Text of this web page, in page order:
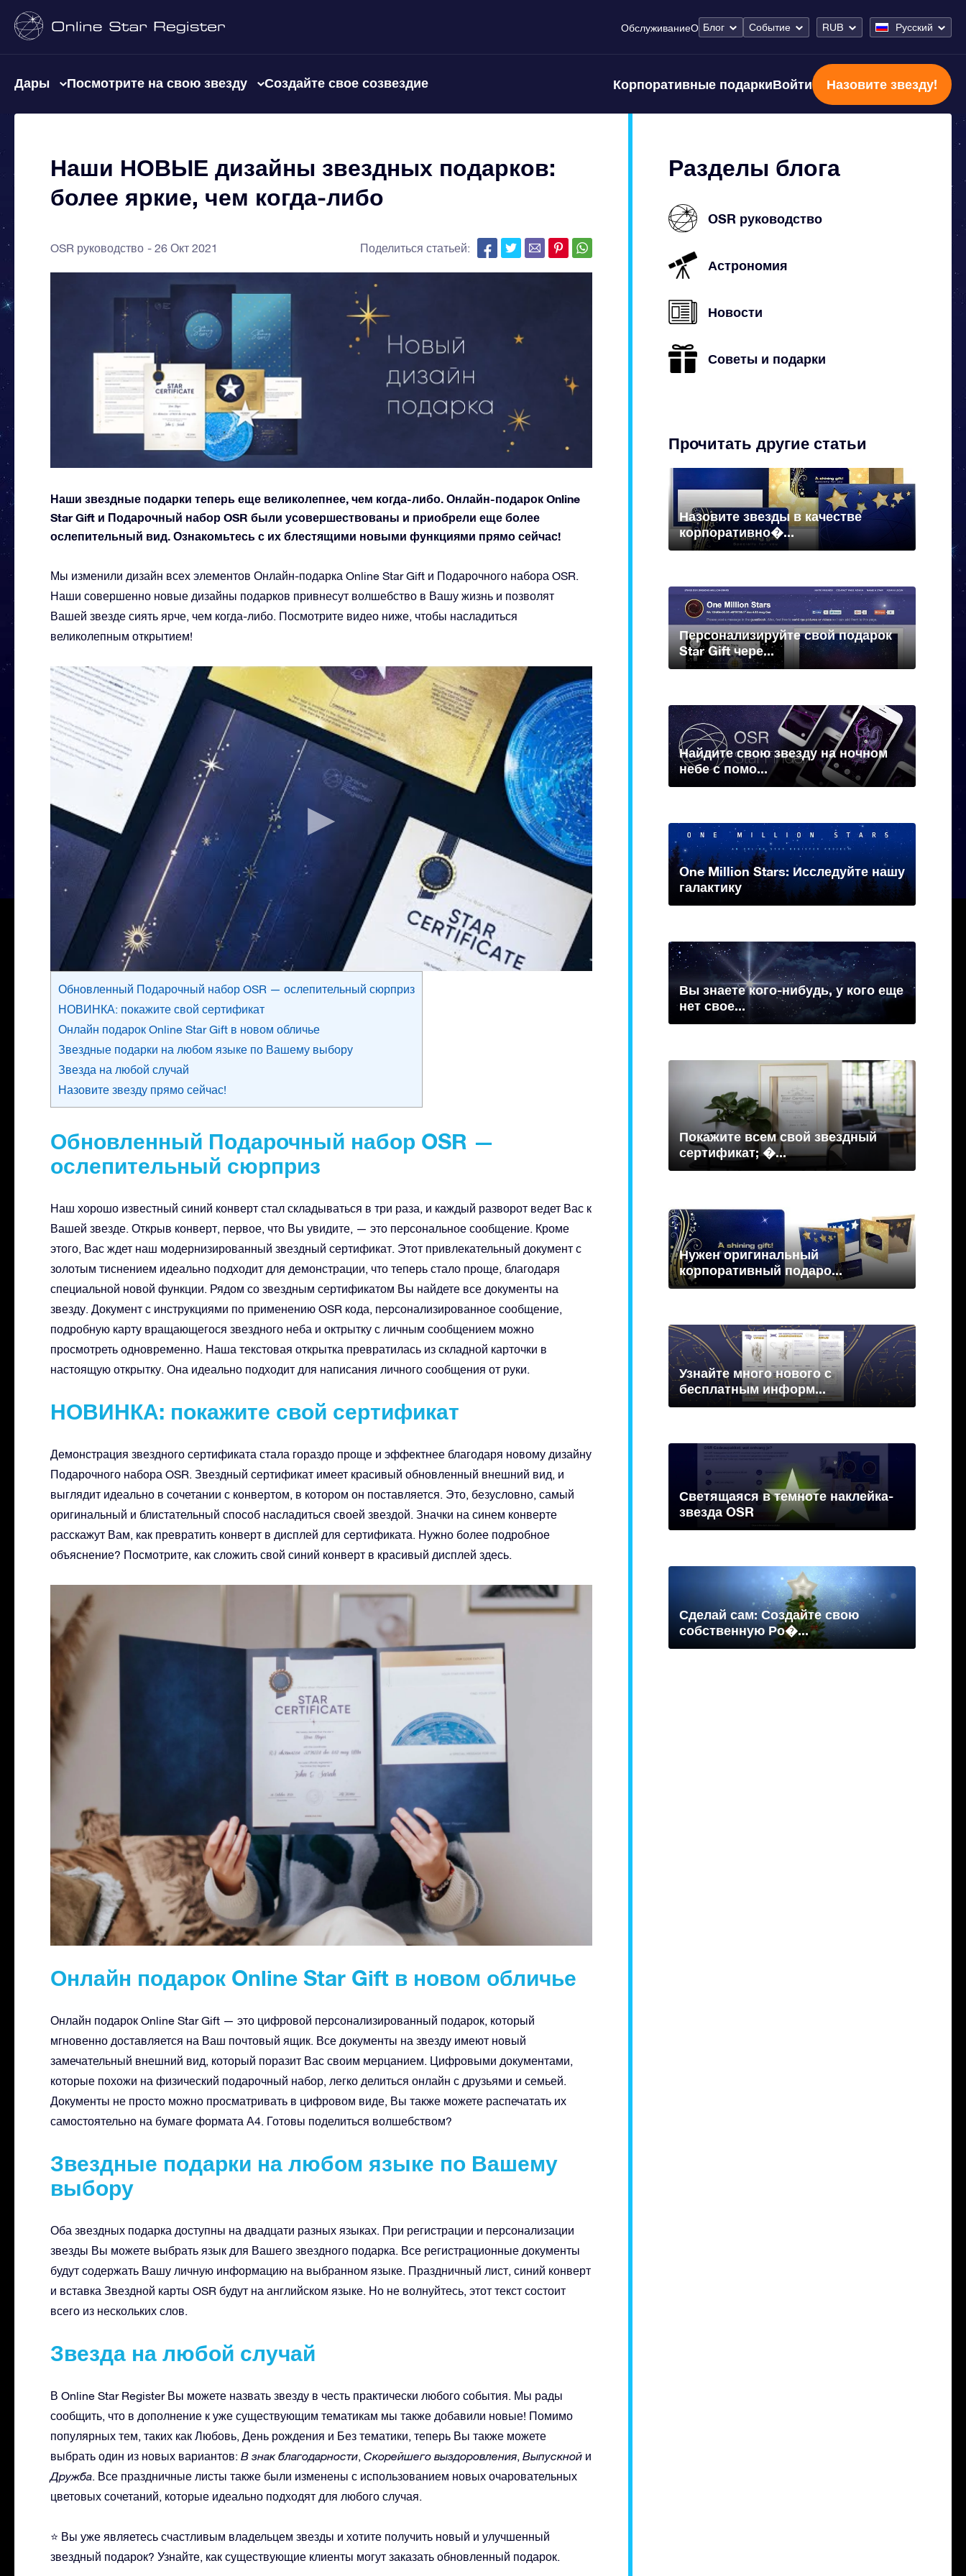
ОбслуживаниеО Блог Событие RUB Русский
Дары Посмотрите на свою звезду Создайте свое созвездие Корпоративные подаркиВойти Назовите звезду!
Наши НОВЫЕ дизайны звездных подарков:
более яркие, чем когда-либо
OSR руководство 26 Окт 2021 Поделиться статьей:
Наши звездные подарки теперь еще великолепнее, чем когда-либо. Онлайн-подарок Online
Star Gift и Подарочный набор OSR были усовершествованы и приобрели еще более
ослепительный вид. Ознакомьтесь с их блестящими новыми функциями прямо сейчас!
Мы изменили дизайн всех элементов Онлайн-подарка Online Star Gift и Подарочного набора OSR.
Наши совершенно новые дизайны подарков привнесут волшебство в Вашу жизнь и позволят
Вашей звезде сиять ярче, чем когда-либо. Посмотрите видео ниже, чтобы насладиться
великолепным открытием!
Обновленный Подарочный набор OSR — ослепительный сюрприз
НОВИНКА: покажите свой сертификат
Онлайн подарок Online Star Gift в новом обличье
Звездные подарки на любом языке по Вашему выбору
Звезда на любой случай
Назовите звезду прямо сейчас!
Обновленный Подарочный набор OSR —
ослепительный сюрприз
Наш хорошо известный синий конверт стал складываться в три раза, и каждый разворот ведет Вас к
Вашей звезде. Открыв конверт, первое, что Вы увидите, — это персональное сообщение. Кроме
этого, Вас ждет наш модернизированный звездный сертификат. Этот привлекательный документ с
золотым тиснением идеально подходит для демонстрации, что теперь стало проще, благодаря
специальной новой функции. Рядом со звездным сертификатом Вы найдете все документы на
звезду. Документ с инструкциями по применению OSR кода, персонализированное сообщение,
подробную карту вращающегося звездного неба и октрытку с личным сообщением можно
просмотреть одновременно. Наша текстовая открытка превратилась из складной карточки в
настоящую открытку. Она идеально подходит для написания личного сообщения от руки.
НОВИНКА: покажите свой сертификат
Демонстрация звездного сертификата стала гораздо проще и эффектнее благодаря новому дизайну
Подарочного набора OSR. Звездный сертификат имеет красивый обновленный внешний вид, и
выглядит идеально в сочетании с конвертом, в котором он поставляется. Это, безусловно, самый
оригинальный и блистательный способ насладиться своей звездой. Значки на синем конверте
расскажут Вам, как превратить конверт в дисплей для сертификата. Нужно более подробное
объяснение? Посмотрите, как сложить свой синий конверт в красивый дисплей здесь.
Онлайн подарок Online Star Gift в новом обличье
Онлайн подарок Online Star Gift — это цифровой персонализированный подарок, который
мгновенно доставляется на Ваш почтовый ящик. Все документы на звезду имеют новый
замечательный внешний вид, который поразит Вас своим мерцанием. Цифровыми документами,
которые похожи на физический подарочный набор, легко делиться онлайн с друзьями и семьей.
Документы не просто можно просматривать в цифровом виде, Вы также можете распечатать их
самостоятельно на бумаге формата А4. Готовы поделиться волшебством?
Звездные подарки на любом языке по Вашему
выбору
Оба звездных подарка доступны на двадцати разных языках. При регистрации и персонализации
звезды Вы можете выбрать язык для Вашего звездного подарка. Все регистрационные документы
будут содержать Вашу личную информацию на выбранном языке. Праздничный лист, синий конверт
и вставка Звездной карты OSR будут на английском языке. Но не волнуйтесь, этот текст состоит
всего из нескольких слов.
Звезда на любой случай
В Online Star Register Вы можете назвать звезду в честь практически любого события. Мы рады
сообщить, что в дополнение к уже существующим тематикам мы также добавили новые! Помимо
популярных тем, таких как Любовь, День рождения и Без тематики, теперь Вы также можете
выбрать один из новых вариантов: В знак благодарности, Скорейшего выздоровления, Выпускной и
Дружба. Все праздничные листы также были изменены с использованием новых очаровательных
цветовых сочетаний, которые идеально подходят для любого случая.
⭐ Вы уже являетесь счастливым владельцем звезды и хотите получить новый и улучшенный
звездный подарок? Узнайте, как существующие клиенты могут заказать обновленный подарок.
Разделы блога
OSR руководство
Астрономия
Новости
Советы и подарки
Прочитать другие статьи
Назовите звезды в качестве
корпоративно�...
Персонализируйте свой подарок
Star Gift чере...
Найдите свою звезду на ночном
небе с помо...
One Million Stars: Исследуйте нашу
галактику
Вы знаете кого-нибудь, у кого еще
нет свое...
Покажите всем свой звездный
сертификат; �...
Нужен оригинальный
корпоративный подаро...
Узнайте много нового с
бесплатным информ...
Светящаяся в темноте наклейка-
звезда OSR
Сделай сам: Создайте свою
собственную Ро�...